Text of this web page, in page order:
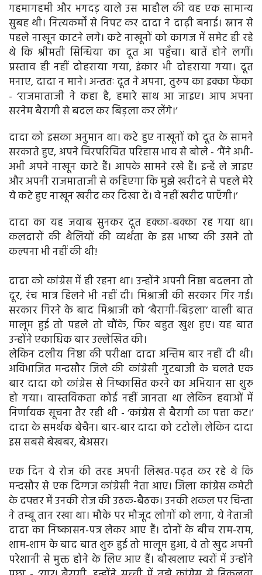
गहमागहमी और भगदड़ वाले उस माहौल की वह एक सामान्य
सुबह थी। नित्यकर्मों से निपट कर दादा ने दाढ़ी बनाई। स्नान से
पहले नाखून काटने लगे। कटे नाखूनों को कागज में समेट ही रहे
थे कि श्रीमती सिन्धिया का दूत आ पहुँचा। बातें होने लगीं।
प्रस्ताव ही नहीं दोहराया गया, इंकार भी दोहराया गया। दूत
मनाए, दादा न माने। अन्ततः दूत ने अपना, तुरुप का इक्का फेंका
- ‘राजमाताजी ने कहा है, हमारे साथ आ जाइए। आप अपना
सरनेम बैरागी से बदल कर बिड़ला कर लेंगे।’
दादा को इसका अनुमान था। कटे हुए नाखूनों को दूत के सामने
सरकाते हुए, अपने चिरपरिचित परिहास भाव से बोले - ‘मैंने अभी-
अभी अपने नाखून काटे हैं। आपके सामने रखे हैं। इन्हें ले जाइए
और अपनी राजमाताजी से कहिएगा कि मुझे खरीदने से पहले मेरे
ये कटे हुए नाखून खरीद कर दिखा दें। वे नहीं खरीद पाएँगी।’
दादा का यह जवाब सुनकर दूत हक्का-बक्का रह गया था।
कलदारों की थैलियों की व्यर्थता के इस भाष्य की उसने तो
कल्पना भी नहीं की थी!
दादा को कांग्रेस में ही रहना था। उन्होंने अपनी निष्ठा बदलना तो
दूर, रंच मात्र हिलने भी नहीं दी। मिश्राजी की सरकार गिर गई।
सरकार गिरने के बाद मिश्राजी को ‘बैरागी-बिड़ला’ वाली बात
मालूम हुई तो पहले तो चौंके, फिर बहुत खुश हुए। यह बात
उन्होंने एकाधिक बार उल्लेखित की।
लेकिन दलीय निष्ठा की परीक्षा दादा अन्तिम बार नहीं दी थी।
अविभाजित मन्दसौर जिले की कांग्रेसी गुटबाजी के चलते एक
बार दादा को कांग्रेस से निष्कासित करने का अभियान सा शुरु
हो गया। वास्तविकता कोई नहीं जानता था लेकिन हवाओं में
निर्णायक सूचना तैर रही थी - ‘कांग्रेस से बैरागी का पत्ता कट।’
दादा के समर्थक बेचैन। बार-बार दादा को टटोलें। लेकिन दादा
इस सबसे बेखबर, बेअसर।
एक दिन वे रोज की तरह अपनी लिखत-पढ़त कर रहे थे कि
मन्दसौर से एक दिग्गज कांग्रेसी नेता आए। जिला कांग्रेस कमेटी
के दफ्तर में उनकी रोज की उठक-बैठक। उनकी शकल पर चिन्ता
ने तम्बू तान रखा था। मौके पर मौजूद लोगों को लगा, ये नेताजी
दादा का निष्कासन-पत्र लेकर आए हैं। दोनों के बीच राम-राम,
शाम-शाम के बाद बात शुरु हुई तो मालूम हुआ, वे तो खुद अपनी
परेशानी से मुक्त होने के लिए आए हैं। बौखलाए स्वरों में उन्होंने